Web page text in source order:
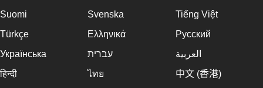
Suomi
Svenska
Tiếng Việt
Türkçe
Ελληνικά
Русский
Українська
עברית
العربية
हिन्दी
ไทย 中文 (香港)